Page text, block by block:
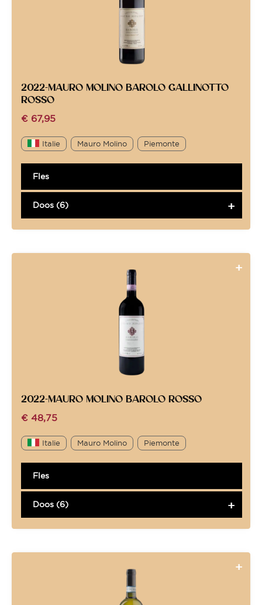
2022-MAURO MOLINO BAROLO GALLINOTTO
ROSSO
€ 67,95
Italie Mauro Molino Piemonte
Fles
Doos (6)
2022-MAURO MOLINO BAROLO ROSSO
€ 48,75
Italie Mauro Molino Piemonte
Fles
Doos (6)